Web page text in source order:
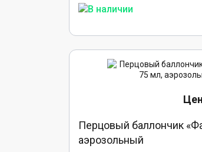
Перцовый баллончик
аэрозольный